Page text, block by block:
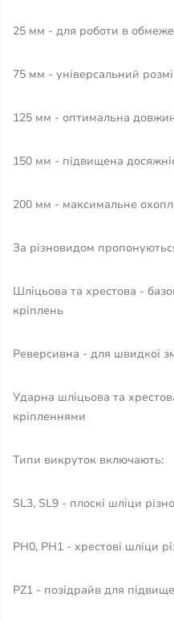
25 мм - для роботи в
75 мм - універсальний
125 мм - оптимальна
150 мм - підвищена
200 мм - максимальне
За різновидом
Шліцьова та хрестова -
кріплень
Реверсивна - для швидкої
Ударна шліцьова та
кріпленнями
Типи викруток включають:
SL3, SL9 - плоскі шліци
PH0, PH1 - хрестові шліци
PZ1 - позідрайв для